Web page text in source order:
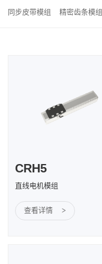
同步皮带模组 精密齿条模组
CRH5
直线电机模组
查看详情 >